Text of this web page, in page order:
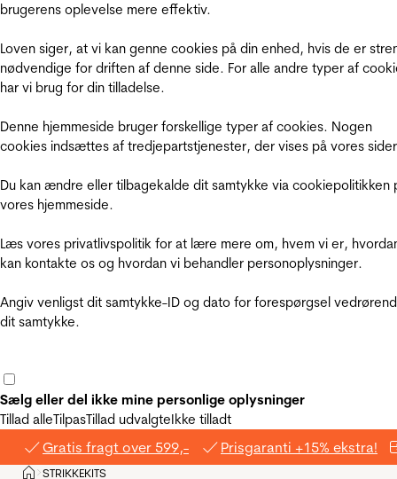
brugerens oplevelse mere effektiv.
Loven siger, at vi kan genne cookies på din enhed, hvis de er
nødvendige for driften af denne side. For alle andre typer af
har vi brug for din tilladelse.
Denne hjemmeside bruger forskellige typer af cookies. Nogen
cookies indsættes af tredjepartstjenester, der vises på vores
Du kan ændre eller tilbagekalde dit samtykke via cookiepolitikken
vores hjemmeside.
Læs vores privatlivspolitik for at lære mere om, hvem vi er,
kan kontakte os og hvordan vi behandler personoplysninger.
Angiv venligst dit samtykke-ID og dato for forespørgsel
dit samtykke.
Sælg eller del ikke mine personlige oplysninger
Tillad alleTilpasTillad udvalgteIkke tilladt
Gratis fragt over 599,- Prisgaranti +15% ekstra!
Hjem
>STRIKKEKITS